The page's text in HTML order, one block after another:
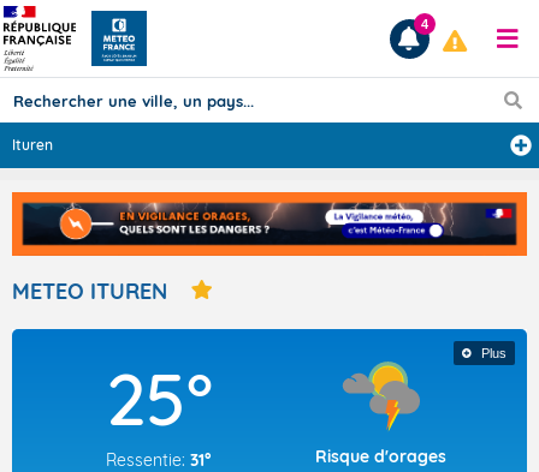
Prévisions
TOUS LES RÉSULTATS
Articles
4
Ituren
METEO ITUREN
Plus
25°
Ressentie: 31° Risque d'orages